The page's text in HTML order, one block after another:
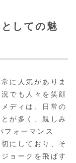
しての魅
に人気がありま
でも人々を笑顔
ディは、日常の
が多く、親しみ
フォーマンス
にしており、そ
ョークを飛ばす